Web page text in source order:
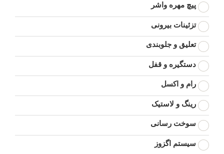
پیچ مهره واشر
تزئینات بیرونی
تعلیق و جلوبندی
دستگیره و قفل
رام و اکسل
رینگ و لاستیک
سوخت رسانی
سیستم اگزوز